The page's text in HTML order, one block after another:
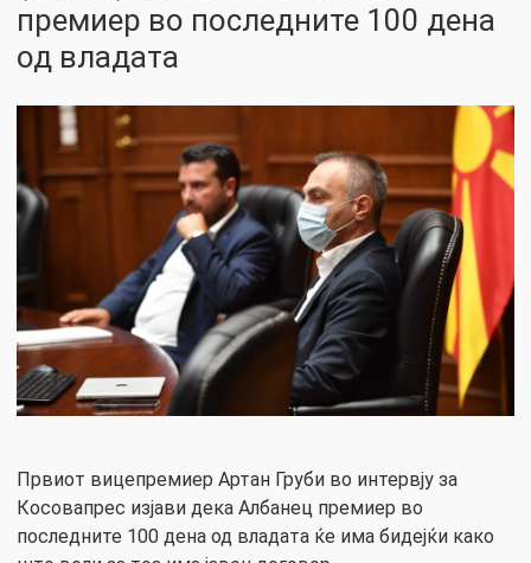
премиер во последните 100 дена
од владата
Првиот вицепремиер Артан Груби во интервју за
Косовапрес изјави дека Албанец премиер во
последните 100 дена од владата ќе има бидејќи како